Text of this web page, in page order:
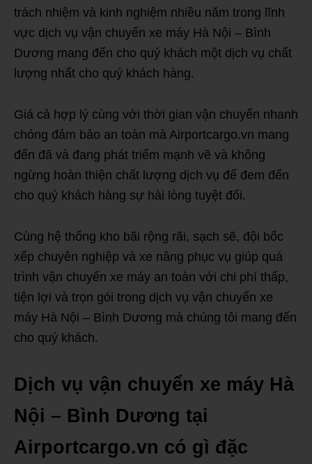
trách nhiệm và kinh nghiệm nhiều năm trong lĩnh
vực dịch vụ vận chuyển xe máy Hà Nội – Bình
Dương mang đến cho quý khách một dịch vụ chất
lượng nhất cho quý khách hàng.
Giá cả hợp lý cùng với thời gian vận chuyển nhanh
chóng đảm bảo an toàn mà Airportcargo.vn mang
đến đã và đang phát triểm mạnh vẽ và không
ngừng hoàn thiện chất lượng dịch vụ để đem đến
cho quý khách hàng sự hài lòng tuyệt đối.
Cùng hệ thống kho bãi rộng rãi, sạch sẽ, đội bốc
xếp chuyên nghiệp và xe nâng phục vụ giúp quá
trình vận chuyển xe máy an toàn với chi phí thấp,
tiện lợi và trọn gói trong dịch vụ vận chuyển xe
máy Hà Nội – Bình Dương mà chúng tôi mang đến
cho quý khách.
Dịch vụ vận chuyển xe máy Hà
Nội – Bình Dương tại
Airportcargo.vn có gì đặc